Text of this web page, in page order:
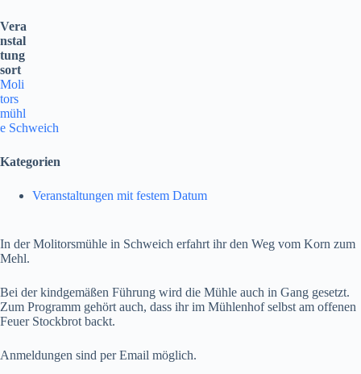
Vera
nstal
tung
sort
Moli
tors
mühl
e Schweich
Kategorien
Veranstaltungen mit festem Datum
In der Molitorsmühle in Schweich erfahrt ihr den Weg vom Korn zum
Mehl.
Bei der kindgemäßen Führung wird die Mühle auch in Gang gesetzt.
Zum Programm gehört auch, dass ihr im Mühlenhof selbst am offenen
Feuer Stockbrot backt.
Anmeldungen sind per Email möglich.